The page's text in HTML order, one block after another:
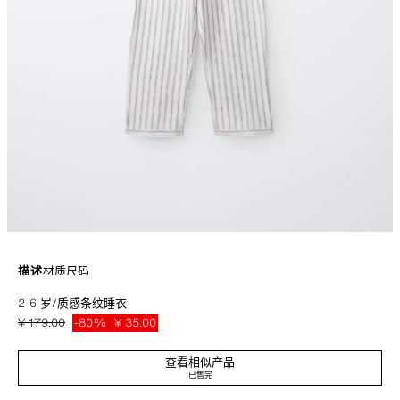
描述材质尺码
两件式睡衣。彼得潘领长袖衬衫。正面纽扣闭合。胸前饰有贴袋。裤子饰有弹
力束腰带。条纹印花。
1618/548/712
2-6 岁/质感条纹睡衣
¥ 179.00 -80% ¥ 35.00
查看相似产品
已售完
¥